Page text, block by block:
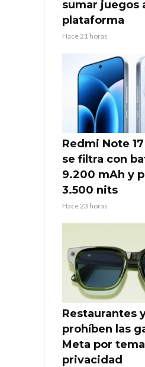
sumar juegos
plataforma
Hace 21 horas
Redmi Note
se filtra con
9.200 mAh y
3.500 nits
Hace 23 horas
Restaurantes
prohíben las
Meta por
privacidad